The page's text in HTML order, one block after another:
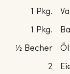
1 Pkg.
1 Pkg.
½ Becher
Öl
2